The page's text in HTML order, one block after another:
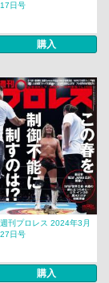
17日号
購入
週刊プロレス 2024年3月
27日号
購入